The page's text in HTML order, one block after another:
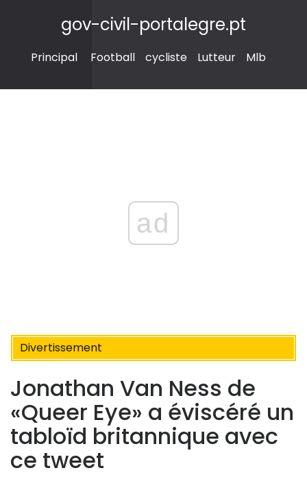
gov-civil-portalegre.pt
Principal Football cycliste Lutteur Mlb
ad
Divertissement
Jonathan Van Ness de
«Queer Eye» a éviscéré un
tabloïd britannique avec
ce tweet